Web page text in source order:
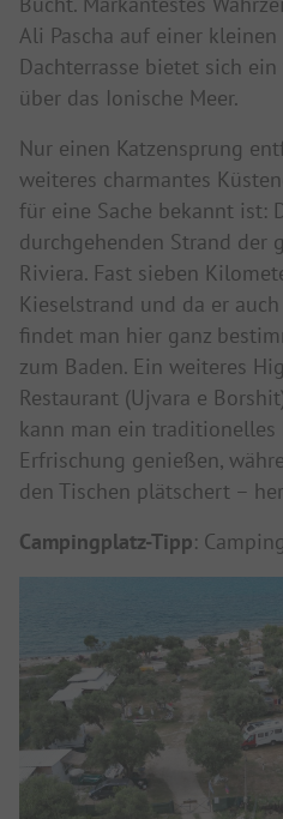
Ali Pascha auf einer
Dachterrasse bietet sich
über das Ionische Meer.
Nur einen Katzensprung
weiteres charmantes
für eine Sache bekannt ist:
durchgehenden Strand der
Riviera. Fast sieben
Kieselstrand und da er
findet man hier ganz
zum Baden. Ein weiteres
Restaurant (Ujvara e
kann man ein traditionelles
Erfrischung genießen,
den Tischen plätschert –
Campingplatz-Tipp: